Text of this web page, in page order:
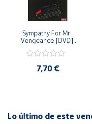
Península
Baleares
Canarias,
Sympathy For Mr.
Vengeance [DVD]
7,70 €
Lo último de este